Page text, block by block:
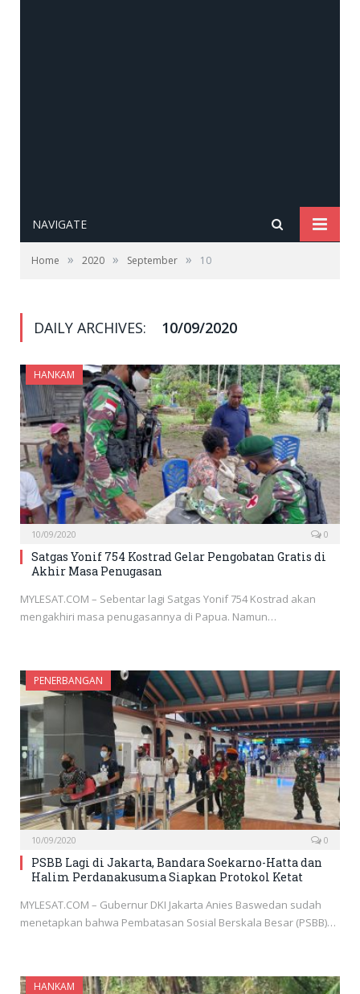
NAVIGATE
Home » 2020 » September » 10
DAILY ARCHIVES: 10/09/2020
HANKAM
10/09/2020 0
Satgas Yonif 754 Kostrad Gelar Pengobatan Gratis di
Akhir Masa Penugasan
MYLESAT.COM – Sebentar lagi Satgas Yonif 754 Kostrad akan
mengakhiri masa penugasannya di Papua. Namun…
PENERBANGAN
10/09/2020 0
PSBB Lagi di Jakarta, Bandara Soekarno-Hatta dan
Halim Perdanakusuma Siapkan Protokol Ketat
MYLESAT.COM – Gubernur DKI Jakarta Anies Baswedan sudah
menetapkan bahwa Pembatasan Sosial Berskala Besar (PSBB)…
HANKAM